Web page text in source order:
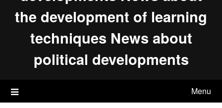
the development of learning
techniques News about
political developments
Menu